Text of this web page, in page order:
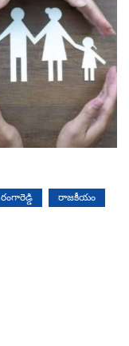
రంగారెడ్డి
రాజకీయం